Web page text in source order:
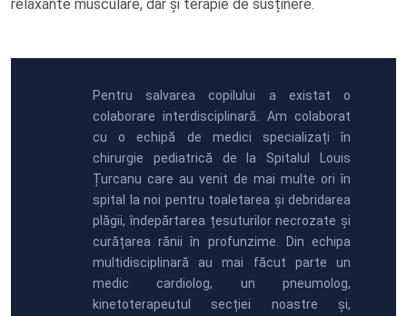
relaxante musculare, dar și terapie de susținere.
Pentru salvarea copilului a existat o
colaborare interdisciplinară. Am colaborat
cu o echipă de medici specializați în
chirurgie pediatrică de la Spitalul Louis
Țurcanu care au venit de mai multe ori în
spital la noi pentru toaletarea și debridarea
plăgii, îndepărtarea țesuturilor necrozate și
curățarea rănii în profunzime. Din echipa
multidisciplinară au mai făcut parte un
medic cardiolog, un pneumolog,
kinetoterapeutul secției noastre și,